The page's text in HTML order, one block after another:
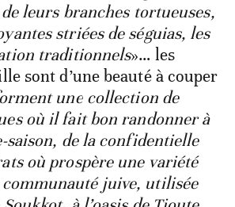
leurs branches tortueuses,
striées de séguias, les
traditionnels»… les
sont d’une beauté à couper
une collection de
où il fait bon randonner à
saison, de la confidentielle
où prospère une variété
juive, utilisée